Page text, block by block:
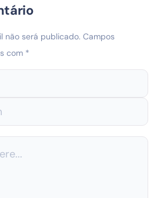
não será publicado. Campos
com *